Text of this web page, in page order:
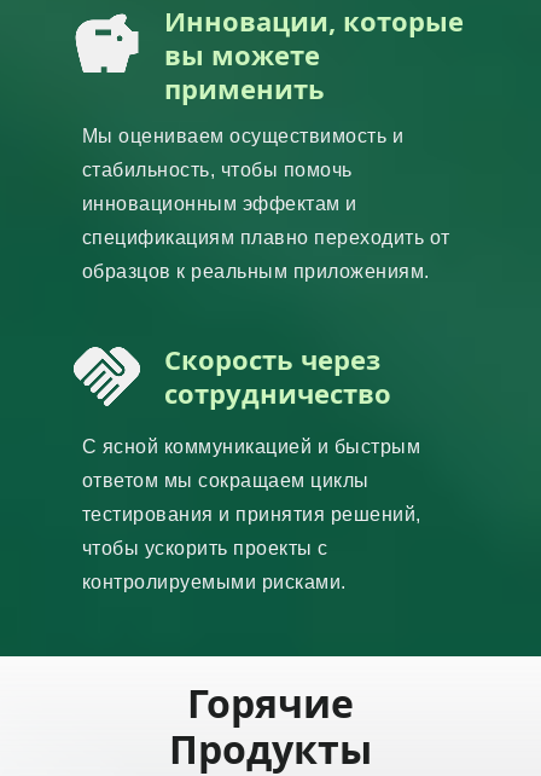
Инновации, которые
вы можете
применить
Мы оцениваем осуществимость и
стабильность, чтобы помочь
инновационным эффектам и
спецификациям плавно переходить от
образцов к реальным приложениям.
Скорость через
сотрудничество
С ясной коммуникацией и быстрым
ответом мы сокращаем циклы
тестирования и принятия решений,
чтобы ускорить проекты с
контролируемыми рисками.
Горячие
Продукты